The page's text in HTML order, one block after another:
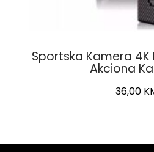
Sportska Kamera 4K
Akciona
36,00